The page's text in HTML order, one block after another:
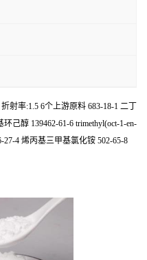
射率:1.5 6个上游原料 683-18-1 二丁
己醇 139462-61-6 trimethyl(oct-1-en-
27-4 烯丙基三甲基氯化铵 502-65-8